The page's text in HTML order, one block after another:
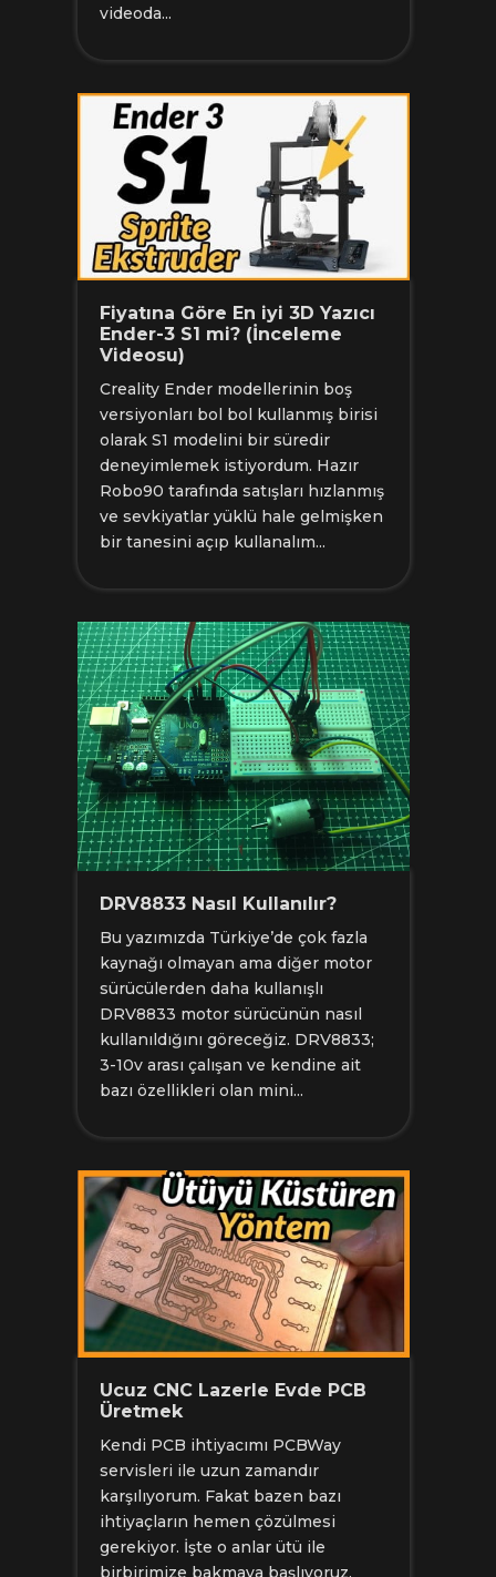
videoda...
Fiyatına Göre En iyi 3D Yazıcı
Ender-3 S1 mi? (İnceleme
Videosu)
Creality Ender modellerinin boş
versiyonları bol bol kullanmış birisi
olarak S1 modelini bir süredir
deneyimlemek istiyordum. Hazır
Robo90 tarafında satışları hızlanmış
ve sevkiyatlar yüklü hale gelmişken
bir tanesini açıp kullanalım...
DRV8833 Nasıl Kullanılır?
Bu yazımızda Türkiye’de çok fazla
kaynağı olmayan ama diğer motor
sürücülerden daha kullanışlı
DRV8833 motor sürücünün nasıl
kullanıldığını göreceğiz. DRV8833;
3-10v arası çalışan ve kendine ait
bazı özellikleri olan mini...
Ucuz CNC Lazerle Evde PCB
Üretmek
Kendi PCB ihtiyacımı PCBWay
servisleri ile uzun zamandır
karşılıyorum. Fakat bazen bazı
ihtiyaçların hemen çözülmesi
gerekiyor. İşte o anlar ütü ile
birbirimize bakmaya başlıyoruz.